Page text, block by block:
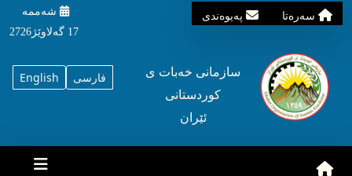
سه‌ره‌تا په‌یوه‌ندی
شه‌ممه‌
17 گه‌لاوێژ2726
English فارسی
سازمانی خه‌بات ی
کوردستانی
ئێران